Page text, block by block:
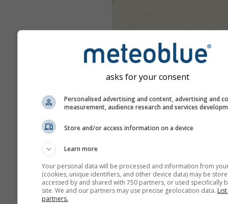
asks for your consent
Personalised advertising and content, advertising and
measurement, audience research and services
Store and/or access information on a device
Learn more
Your personal data will be processed and information from
(cookies, unique identifiers, and other device data) may be
accessed by and shared with 750 partners, or used specifically
site. We and our partners may use precise geolocation data.
partners.